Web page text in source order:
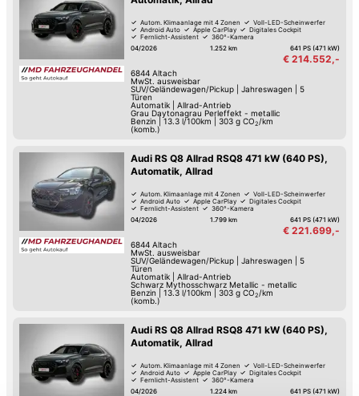
Autom. Klimaanlage mit 4 Zonen
Voll-LED-Scheinwerfer
Android Auto
Apple CarPlay
Digitales Cockpit
Fernlicht-Assistent
360°-Kamera
04/2026 1.252 km 641 PS (471 kW)
€ 214.552,-
6844 Altach
MwSt. ausweisbar
SUV/Geländewagen/Pickup| Jahreswagen
5
Türen
Automatik| Allrad-Antrieb
Grau Daytonagrau Perleffekt - metallic
Benzin
|13.3 l/100km 303 g CO2 /km
(komb.)
Audi RS Q8 Allrad RSQ8 471 kW (640 PS),
Automatik, Allrad
Autom. Klimaanlage mit 4 Zonen
Voll-LED-Scheinwerfer
Android Auto
Apple CarPlay
Digitales Cockpit
Fernlicht-Assistent
360°-Kamera
04/2026 1.799 km 641 PS (471 kW)
€ 221.699,-
6844 Altach
MwSt. ausweisbar
SUV/Geländewagen/Pickup| Jahreswagen
5
Türen
Automatik| Allrad-Antrieb
Schwarz Mythosschwarz Metallic - metallic
Benzin
13.3 l/100km 303 g CO2 /km
(komb.)
Audi RS Q8 Allrad RSQ8 471 kW (640 PS),
Automatik, Allrad
Autom. Klimaanlage mit 4 Zonen
Voll-LED-Scheinwerfer
Android Auto
Apple CarPlay
Digitales Cockpit
Fernlicht-Assistent
360°-Kamera
04/2026 1.224 km 641 PS (471 kW)